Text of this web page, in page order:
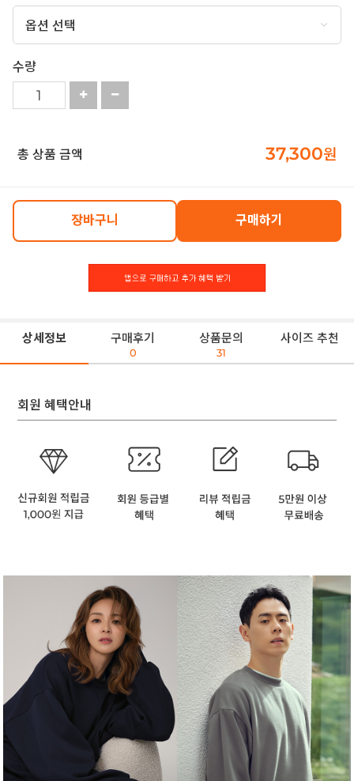
수량
총 상품 금액 37,300원
장바구니 구매하기
상세정보 구매후기
0
상품문의
31
사이즈 추천
회원 혜택안내